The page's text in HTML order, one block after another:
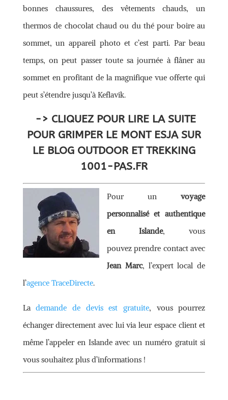
bonnes chaussures, des vêtements chauds, un
thermos de chocolat chaud ou du thé pour boire au
sommet, un appareil photo et c’est parti. Par beau
temps, on peut passer toute sa journée à flâner au
sommet en profitant de la magnifique vue offerte qui
peut s’étendre jusqu’à Keflavik.
-> CLIQUEZ POUR LIRE LA SUITE
POUR GRIMPER LE MONT ESJA SUR
LE BLOG OUTDOOR ET TREKKING
1001-PAS.FR
Pour unvoyage
personnalisé et authentique
en Islande, vous
pouvez prendre contact avec
Jean Marc, l’expert local de
l’agence TraceDirecte.
Lademande de devis est gratuite, vous pourrez
échanger directement avec lui via leur espace client et
même l’appeler en Islande avec un numéro gratuit si
vous souhaitez plus d’informations !